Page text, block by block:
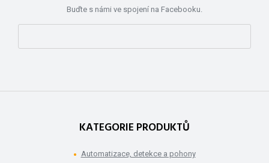
Buďte s námi ve spojení na Facebooku.
KATEGORIE PRODUKTŮ
Automatizace, detekce a pohony